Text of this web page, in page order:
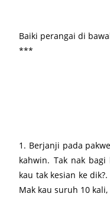
Baiki perangai di
***
1. Berjanji pada
kahwin. Tak nak bagi
kau tak kesian ke
Mak kau suruh 10